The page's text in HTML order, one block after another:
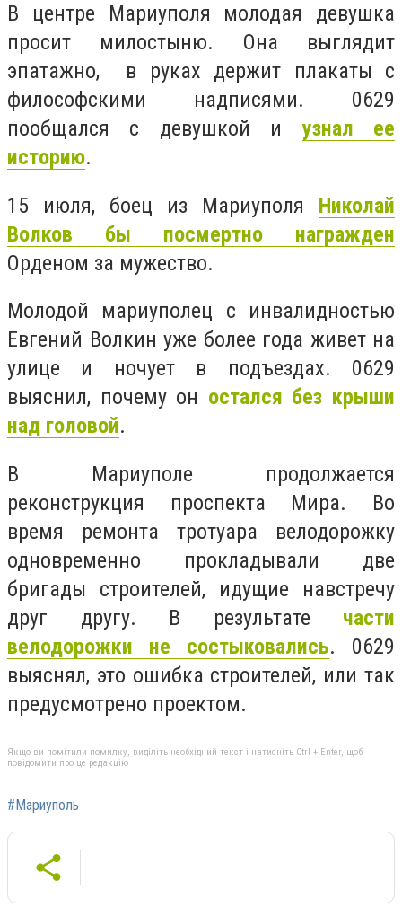
В центре Мариуполя молодая девушка
просит милостыню. Она выглядит
эпатажно, в руках держит плакаты с
философскими надписями. 0629
пообщался с девушкой и узнал ее
историю.
15 июля, боец из Мариуполя Николай
Волков бы посмертно награжден
Орденом за мужество.
Молодой мариуполец с инвалидностью
Евгений Волкин уже более года живет на
улице и ночует в подъездах. 0629
выяснил, почему он остался без крыши
над головой.
В Мариуполе продолжается
реконструкция проспекта Мира. Во
время ремонта тротуара велодорожку
одновременно прокладывали две
бригады строителей, идущие навстречу
друг другу. В результате части
велодорожки не состыковались. 0629
выяснял, это ошибка строителей, или так
предусмотрено проектом.
Якщо ви помітили помилку, виділіть необхідний текст і натисніть Ctrl + Enter, щоб
повідомити про це редакцію
#Мариуполь